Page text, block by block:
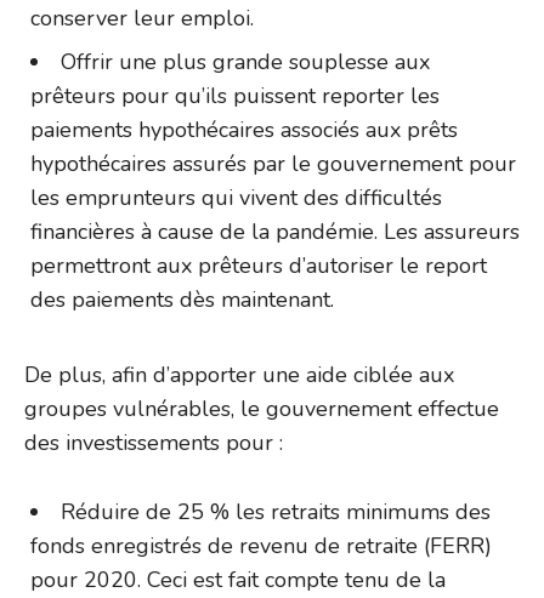
conserver leur emploi.
Offrir une plus grande souplesse aux
prêteurs pour qu’ils puissent reporter les
paiements hypothécaires associés aux prêts
hypothécaires assurés par le gouvernement pour
les emprunteurs qui vivent des difficultés
financières à cause de la pandémie. Les assureurs
permettront aux prêteurs d’autoriser le report
des paiements dès maintenant.
De plus, afin d’apporter une aide ciblée aux
groupes vulnérables, le gouvernement effectue
des investissements pour :
Réduire de 25 % les retraits minimums des
fonds enregistrés de revenu de retraite (FERR)
pour 2020. Ceci est fait compte tenu de la